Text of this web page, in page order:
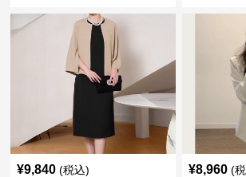
¥9,840 (税込) ¥8,960 (